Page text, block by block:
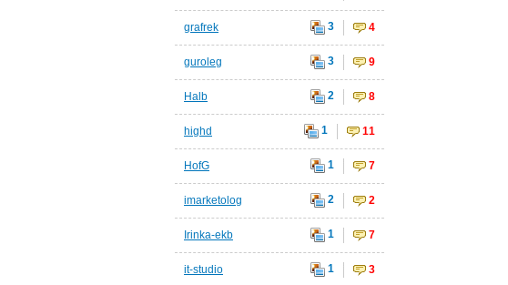
grafrek 3 4
guroleg 3 9
Halb 2 8
highd 1 11
HofG 1 7
imarketolog 2 2
Irinka-ekb 1 7
it-studio 1 3